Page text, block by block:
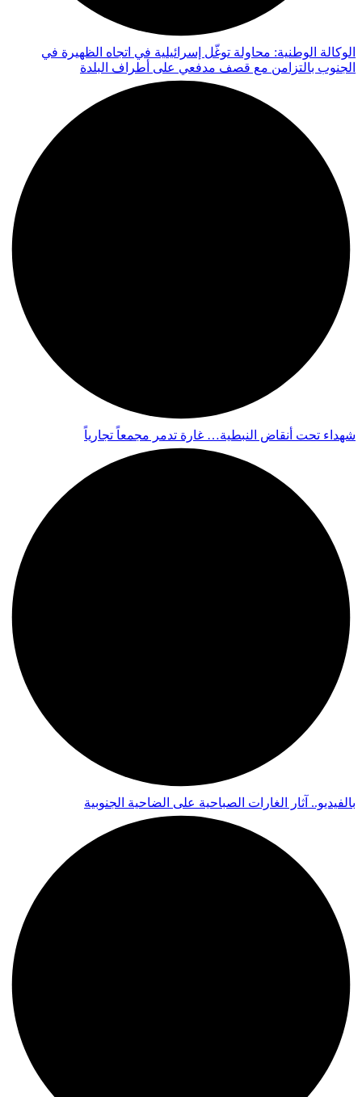
الوكالة الوطنية: محاولة توغّل إسرائيلية في اتجاه الظهيرة في
الجنوب بالتزامن مع قصف مدفعي على أطراف البلدة
شهداء تحت أنقاض النبطية… غارة تدمر مجمعاً تجارياً
بالفيديو.. آثار الغارات الصباحية على الضاحية الجنوبية